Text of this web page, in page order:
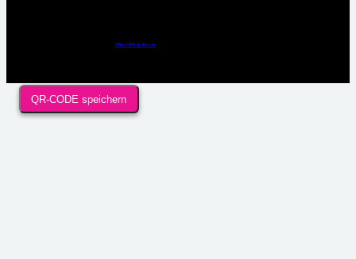
https://linkup.design
QR-CODE speichern